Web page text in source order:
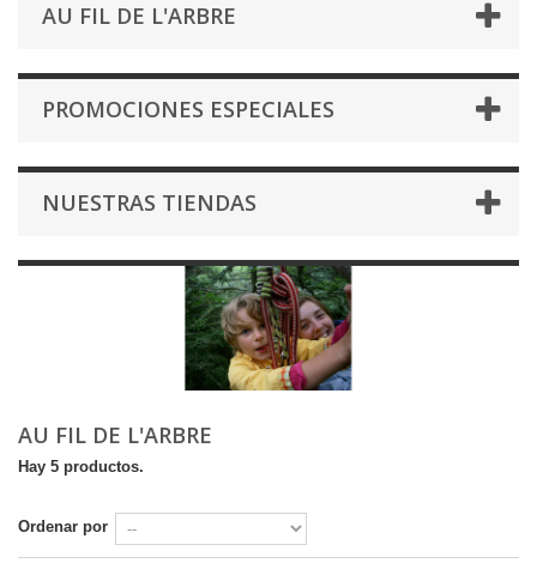
AU FIL DE L'ARBRE
PROMOCIONES ESPECIALES
NUESTRAS TIENDAS
AU FIL DE L'ARBRE
Hay 5 productos.
Ordenar por